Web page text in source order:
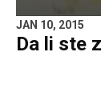
JAN 10, 2015
Da li ste